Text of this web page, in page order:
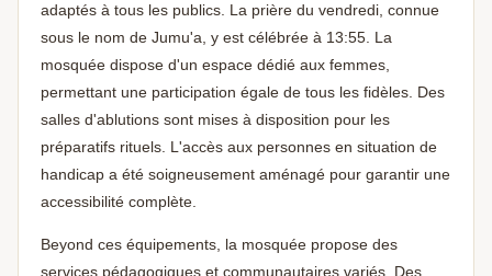
adaptés à tous les publics. La prière du vendredi, connue
sous le nom de Jumu'a, y est célébrée à 13:55. La
mosquée dispose d'un espace dédié aux femmes,
permettant une participation égale de tous les fidèles. Des
salles d'ablutions sont mises à disposition pour les
préparatifs rituels. L'accès aux personnes en situation de
handicap a été soigneusement aménagé pour garantir une
accessibilité complète.
Beyond ces équipements, la mosquée propose des
services pédagogiques et communautaires variés. Des